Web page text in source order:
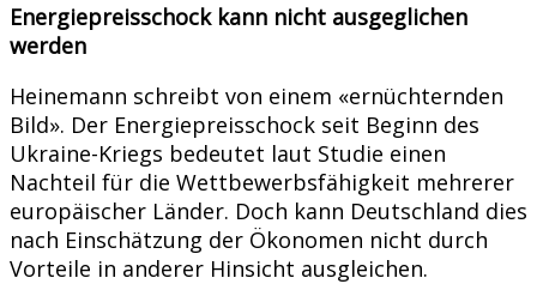
Energiepreisschock kann nicht ausgeglichen
werden
Heinemann schreibt von einem «ernüchternden
Bild». Der Energiepreisschock seit Beginn des
Ukraine-Kriegs bedeutet laut Studie einen
Nachteil für die Wettbewerbsfähigkeit mehrerer
europäischer Länder. Doch kann Deutschland dies
nach Einschätzung der Ökonomen nicht durch
Vorteile in anderer Hinsicht ausgleichen.